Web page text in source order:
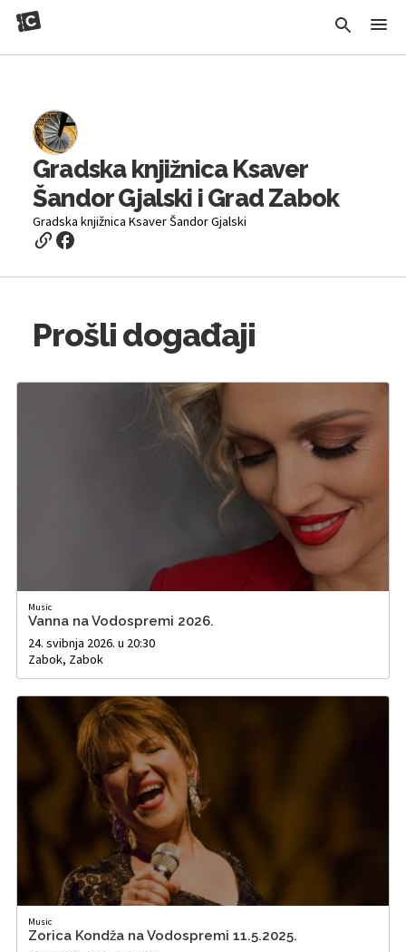
Gradska knjižnica Ksaver
Šandor Gjalski i Grad Zabok
Gradska knjižnica Ksaver Šandor Gjalski
Prošli događaji
Music
Vanna na Vodospremi 2026.
24. svibnja 2026. u 20:30
Zabok, Zabok
Music
Zorica Kondža na Vodospremi 11.5.2025.